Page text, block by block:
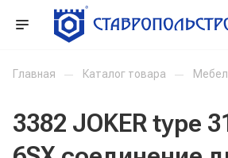
Главная — Каталог товара —
3382 JOKER type